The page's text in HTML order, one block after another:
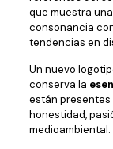
que muestra
consonancia
tendencias en
Un nuevo
conserva la
están presentes
honestidad,
medioambiental.